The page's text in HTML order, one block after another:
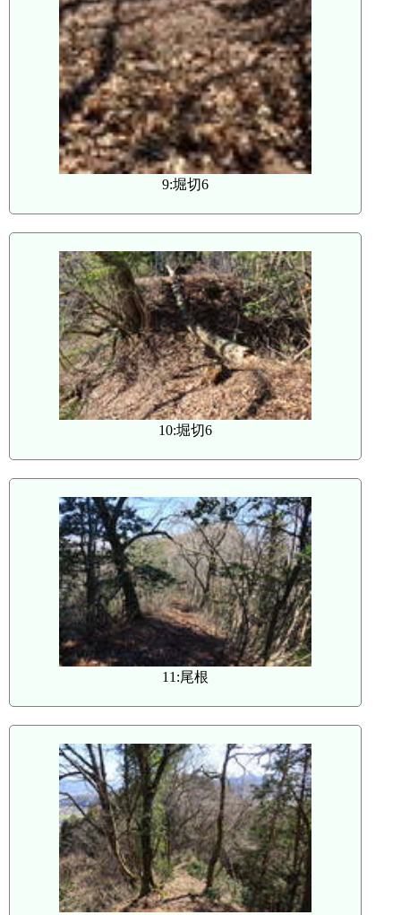
9:堀切6
10:堀切6
11:尾根